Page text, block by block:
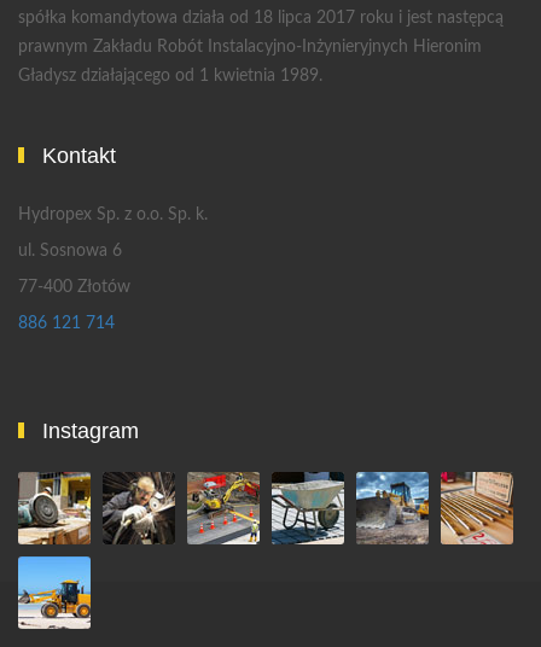
spółka komandytowa działa od 18 lipca 2017 roku i jest następcą
prawnym Zakładu Robót Instalacyjno-Inżynieryjnych Hieronim
Gładysz działającego od 1 kwietnia 1989.
Kontakt
Hydropex Sp. z o.o. Sp. k.
ul. Sosnowa 6
77-400 Złotów
886 121 714
Instagram